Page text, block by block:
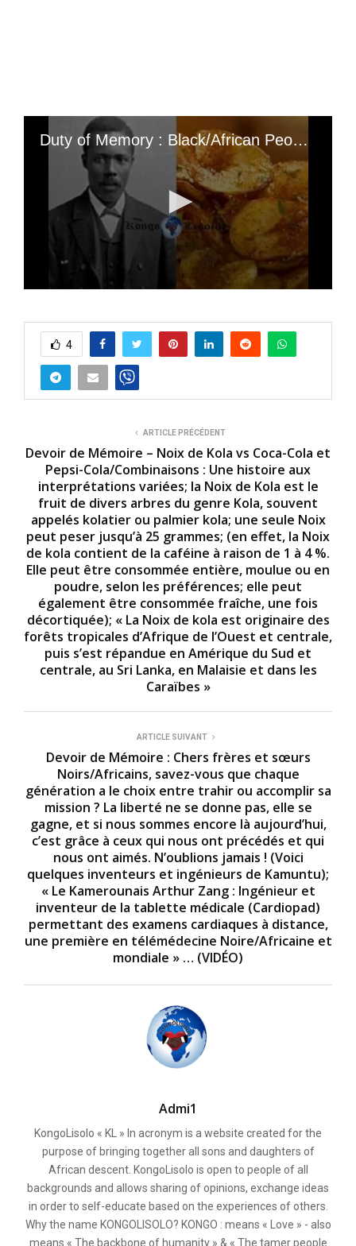
Duty of Memory : Black/African People, did you know that the potato chips you eat every day were invented by a Black/African man, George Speck, who later took the name George Crum? George Speck was born around 1828 in Malta, New York, to a Native American mother and an African American father. (Every time you bite into a potato chip, you discover the delicious taste of one of the world's most famous snacks, a treat that wouldn't exist without the invention of African American inventor George Crum); « He had even worked for a time as a mountain guide and trapper in the Adirondacks of New York State. In 1853, he became head chef at Cary Moon's Lake House restaurant in Saratoga »
e
o
n
1
4
s
e
d
s
4
ARTICLE PRÉCÉDENT
Devoir de Mémoire – Noix de Kola vs Coca-Cola et
Pepsi-Cola/Combinaisons : Une histoire aux
interprétations variées; la Noix de Kola est le
fruit de divers arbres du genre Kola, souvent
appelés kolatier ou palmier kola; une seule Noix
peut peser jusqu’à 25 grammes; (en effet, la Noix
de kola contient de la caféine à raison de 1 à 4 %.
Elle peut être consommée entière, moulue ou en
poudre, selon les préférences; elle peut
également être consommée fraîche, une fois
décortiquée); « La Noix de kola est originaire des
forêts tropicales d’Afrique de l’Ouest et centrale,
puis s’est répandue en Amérique du Sud et
centrale, au Sri Lanka, en Malaisie et dans les
Caraïbes »
ARTICLE SUIVANT
Devoir de Mémoire : Chers frères et sœurs
Noirs/Africains, savez-vous que chaque
génération a le choix entre trahir ou accomplir sa
mission ? La liberté ne se donne pas, elle se
gagne, et si nous sommes encore là aujourd’hui,
c’est grâce à ceux qui nous ont précédés et qui
nous ont aimés. N’oublions jamais ! (Voici
quelques inventeurs et ingénieurs de Kamuntu);
« Le Kamerounais Arthur Zang : Ingénieur et
inventeur de la tablette médicale (Cardiopad)
permettant des examens cardiaques à distance,
une première en télémédecine Noire/Africaine et
mondiale » … (VIDÉO)
Admi1
KongoLisolo « KL » In acronym is a website created for the
purpose of bringing together all sons and daughters of
African descent. KongoLisolo is open to people of all
backgrounds and allows sharing of opinions, exchange ideas
in order to self-educate based on the experiences of others.
Why the name KONGOLISOLO? KONGO : means « Love » - also
means « The backbone of humanity » & « The tamer people